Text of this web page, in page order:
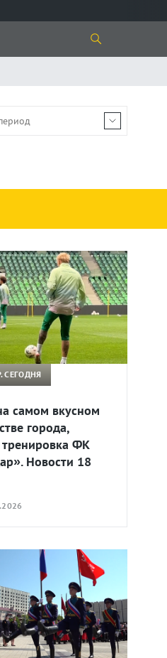
СЕГОДНЯ
самом вкусном
города,
ФК
Новости 18